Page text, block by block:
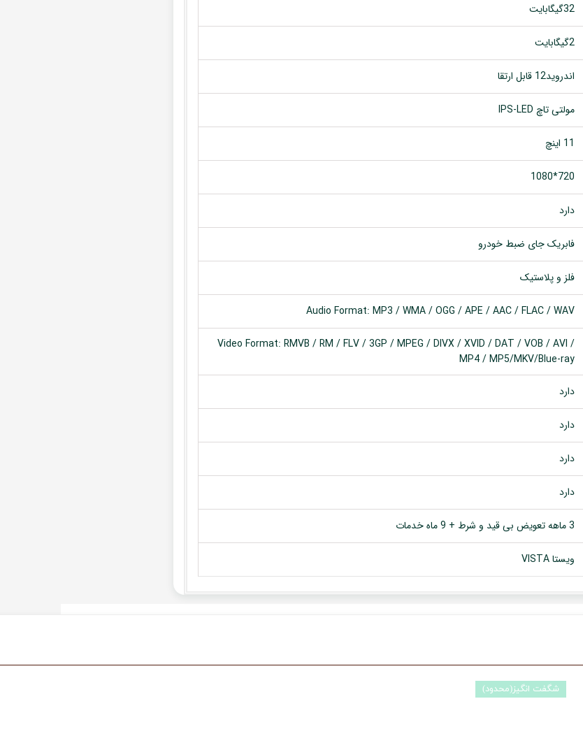
32گیگابایت
2گیگابایت
اندروید12 قابل ارتقا
مولتی تاچ IPS-LED
11 اینچ
720*1080
دارد
فابریک جای ضبط خودرو
فلز و پلاستیک
Audio Format: MP3 / WMA / OGG / APE / AAC / FLAC / WAV
Video Format: RMVB / RM / FLV / 3GP / MPEG / DIVX / XVID / DAT / VOB / AVI /
MP4 / MP5/MKV/Blue-ray
دارد
دارد
دارد
دارد
3 ماهه تعویض بی قید و شرط + 9 ماه خدمات
ویستا VISTA
شگفت انگیز(محدود)